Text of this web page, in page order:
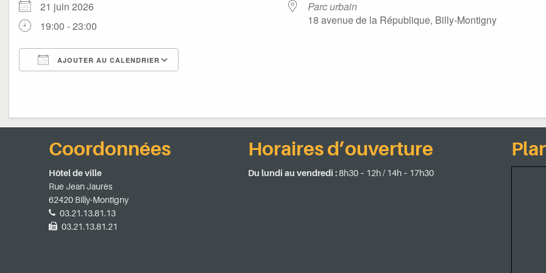
21 juin 2026
19:00 - 23:00
AJOUTER AU CALENDRIER
Parc urbain
18 avenue de la République, Billy-Montigny
Coordonnées
Hôtel de ville
Rue Jean Jaurès
62420 Billy-Montigny
03.21.13.81.13
03.21.13.81.21
Horaires d’ouverture
Du lundi au vendredi :8h30 – 12h / 14h – 17h30